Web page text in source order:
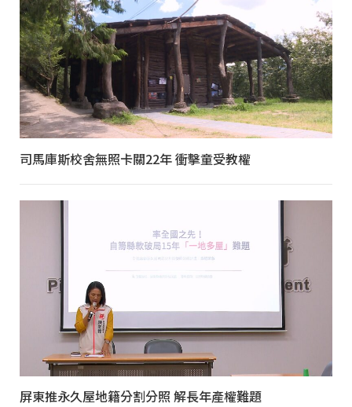
司馬庫斯校舍無照卡關22年 衝擊童受教權
屏東推永久屋地籍分割分照 解長年產權難題